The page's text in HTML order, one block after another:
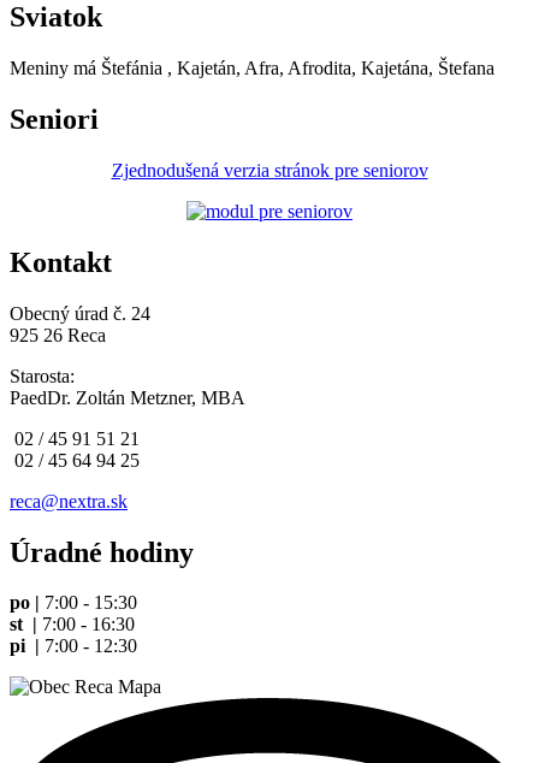
Sviatok
Meniny má Štefánia , Kajetán, Afra, Afrodita, Kajetána, Štefana
Seniori
Zjednodušená verzia stránok pre seniorov
Kontakt
Obecný úrad č. 24
925 26 Reca
Starosta:
PaedDr. Zoltán Metzner, MBA
02 / 45 91 51 21
02 / 45 64 94 25
reca@nextra.sk
Úradné hodiny
po | 7:00 - 15:30
st | 7:00 - 16:30
pi | 7:00 - 12:30